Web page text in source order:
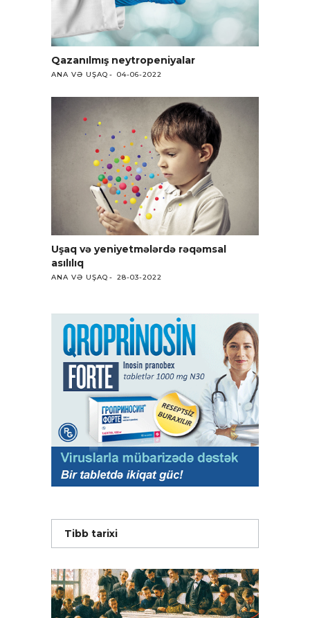
Qazanılmış neytropeniyalar
ANA VƏ UŞAQ 04-06-2022
Uşaq və yeniyetmələrdə rəqəmsal
asılılıq
ANA VƏ UŞAQ 28-03-2022
Tibb tarixi